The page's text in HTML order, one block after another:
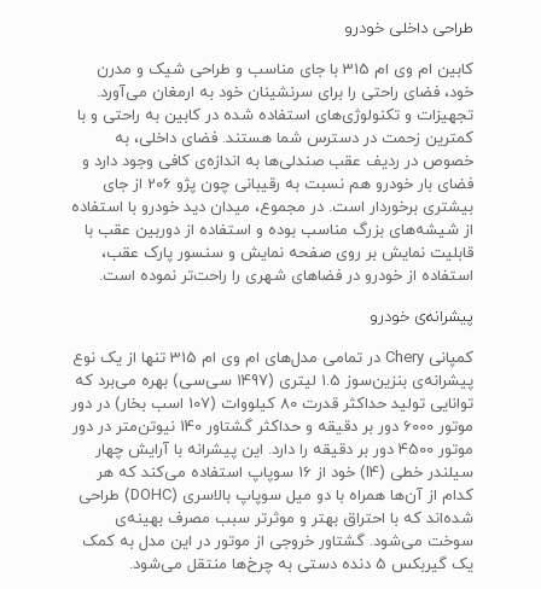
طراحی داخلی خودرو
کابین ام وی ام 315 با جای مناسب و طراحی شیک و مدرن
خود، فضای راحتی را برای سرنشینان خود به ارمغان می‌آورد.
تجهیزات و تکنولوژی‌های استفاده شده در کابین به راحتی و با
کمترین زحمت در دسترس شما هستند. فضای داخلی، به
خصوص در ردیف عقب صندلی‌ها به اندازه‌ی کافی وجود دارد و
فضای بار خودرو هم نسبت به رقیبانی چون پژو 206 از جای
بیشتری برخوردار است. در مجموع، میدان دید خودرو با استفاده
از شیشه‌های بزرگ مناسب بوده و استفاده از دوربین عقب با
قابلیت نمایش بر روی صفحه نمایش و سنسور پارک عقب،
استفاده از خودرو در فضاهای شهری را راحت‌تر نموده است.
پیشرانه‌ی خودرو
کمپانی Chery در تمامی مدل‌های ام وی ام 315 تنها از یک نوع
پیشرانه‌ی بنزین‌سوز 1.5 لیتری (1497 سی‌سی) بهره می‌برد که
توانایی تولید حداکثر قدرت 80 کیلووات (107 اسب بخار) در دور
موتور 6000 دور بر دقیقه و حداکثر گشتاور 140 نیوتن‌متر در دور
موتور 4500 دور بر دقیقه را دارد. این پیشرانه با آرایش چهار
سیلندر خطی (I4) خود از 16 سوپاپ استفاده می‌کند که هر
کدام از آن‌ها همراه با دو میل سوپاپ بالاسری (DOHC) طراحی
شده‌اند که با احتراق بهتر و موثرتر سبب مصرف بهینه‌ی
سوخت می‌شود. گشتاور خروجی از موتور در این مدل به کمک
یک گیربکس 5 دنده دستی به چرخ‌ها منتقل می‌شود.